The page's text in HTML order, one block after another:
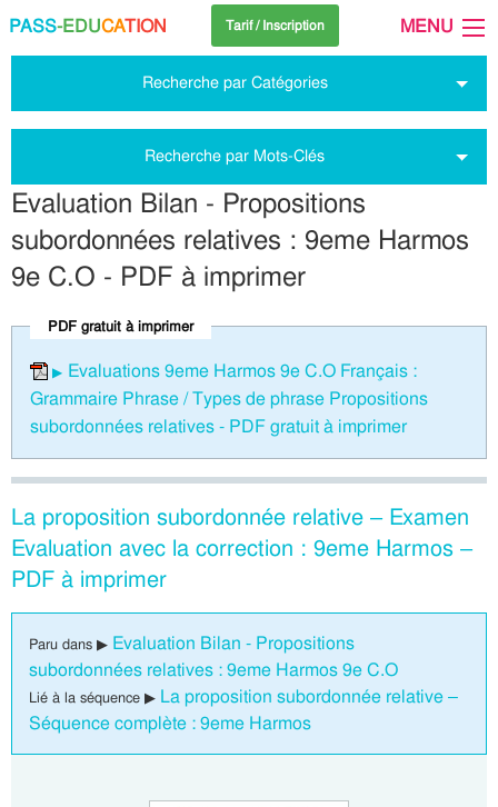
PASS-EDUCATION Tarif / Inscription MENU
Recherche par Catégories
Recherche par Mots-Clés
Evaluation Bilan - Propositions
subordonnées relatives : 9eme Harmos
9e C.O - PDF à imprimer
PDF gratuit à imprimer
Evaluations 9eme Harmos 9e C.O Français :
Grammaire Phrase / Types de phrase Propositions
subordonnées relatives - PDF gratuit à imprimer
La proposition subordonnée relative – Examen
Evaluation avec la correction : 9eme Harmos –
PDF à imprimer
Paru dans ▶ Evaluation Bilan - Propositions
subordonnées relatives : 9eme Harmos 9e C.O
Lié à la séquence ▶ La proposition subordonnée relative –
Séquence complète : 9eme Harmos